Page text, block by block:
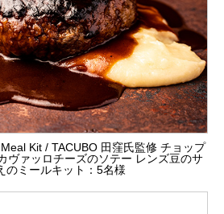
Kit / TACUBO 田窪氏監修 チョップ
ヴァッロチーズのソテー レンズ豆のサ
のミールキット：5名様